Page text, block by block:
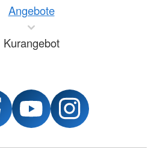
Angebote
Kurangebot